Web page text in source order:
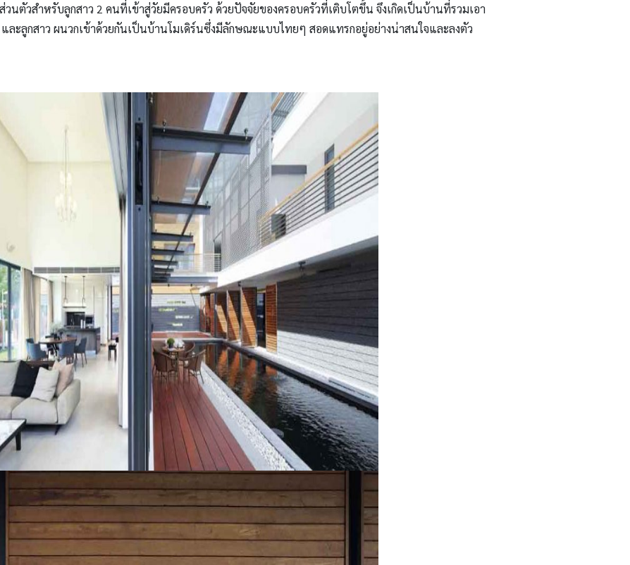
ตัวสำหรับลูกสาว 2 คนที่เข้าสู่วัยมีครอบครัว ด้วยปัจจัยของครอบครัวที่เติบโตขึ้น จึงเกิดเป็นบ้านที่รวมเอา
ะลูกสาว ผนวกเข้าด้วยกันเป็นบ้านโมเดิร์นซึ่งมีลักษณะแบบไทยๆ สอดแทรกอยู่อย่างน่าสนใจและลงตัว